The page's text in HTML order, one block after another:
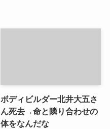
ボディビルダー北井大五さ
ん死去→命と隣り合わせの
体をなんだな